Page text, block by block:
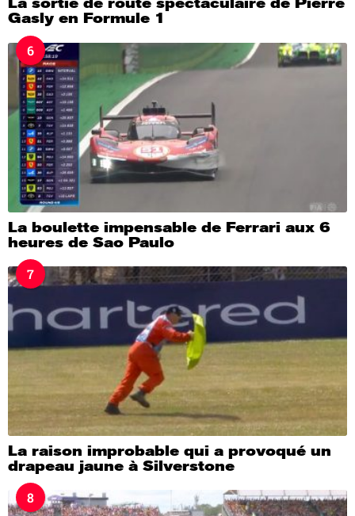
Gasly en Formule 1
6
La boulette impensable de Ferrari aux 6
heures de Sao Paulo
7
La raison improbable qui a provoqué un
drapeau jaune à Silverstone
8